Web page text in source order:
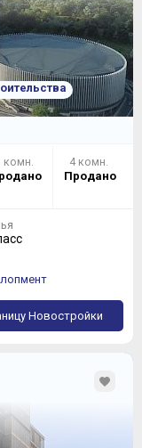
комн.
4 комн.
Продано
Новостройки